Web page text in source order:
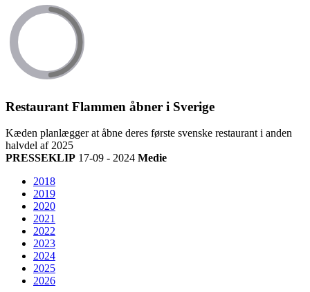
Restaurant Flammen åbner i Sverige
Kæden planlægger at åbne deres første svenske restaurant i anden
halvdel af 2025
PRESSEKLIP 17-09 - 2024 Medie
2018
2019
2020
2021
2022
2023
2024
2025
2026